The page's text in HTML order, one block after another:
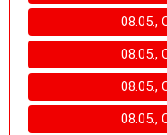
08.05.,
08.05.,
08.05.,
08.05.,